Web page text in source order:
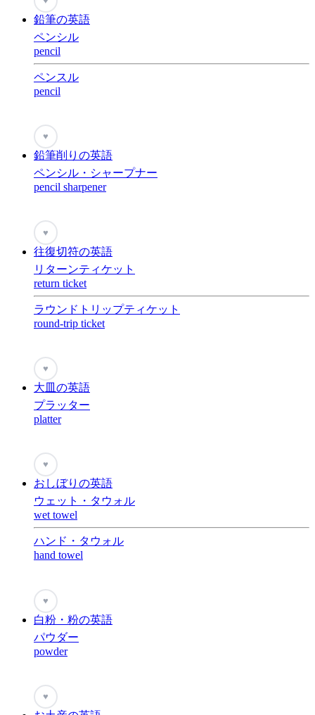
鉛筆の英語
ペンシル
pencil
ペンスル
pencil
♥
鉛筆削りの英語
ペンシル・シャープナー
pencil sharpener
♥
往復切符の英語
リターンティケット
return ticket
ラウンドトリップティケット
round-trip ticket
♥
大皿の英語
プラッター
platter
♥
おしぼりの英語
ウェット・タウォル
wet towel
ハンド・タウォル
hand towel
♥
白粉・粉の英語
パウダー
powder
♥